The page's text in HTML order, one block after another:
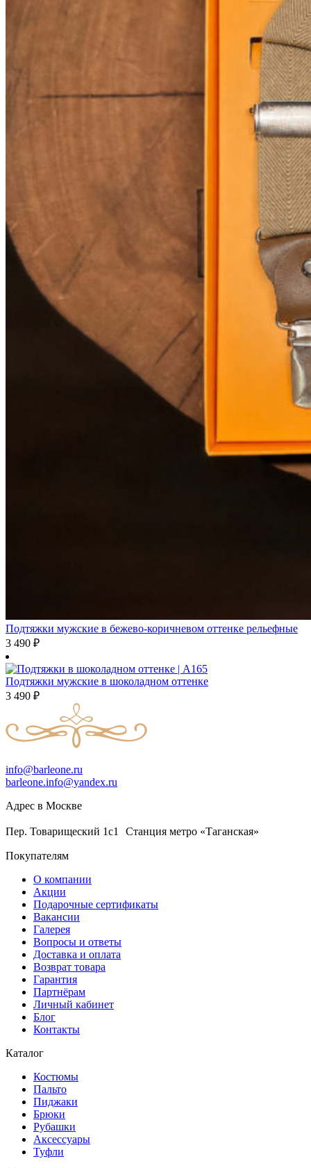
Подтяжки мужские в бежево-коричневом оттенке рельефные
3 490 ₽
Подтяжки мужские в шоколадном оттенке
3 490 ₽
info@barleone.ru
barleone.info@yandex.ru
Адрес в Москве
Пер. Товарищеский 1с1 Станция метро «Таганская»
Покупателям
О компании
Акции
Подарочные сертификаты
Вакансии
Галерея
Вопросы и ответы
Доставка и оплата
Возврат товара
Гарантия
Партнёрам
Личный кабинет
Блог
Контакты
Каталог
Костюмы
Пальто
Пиджаки
Брюки
Рубашки
Аксессуары
Туфли